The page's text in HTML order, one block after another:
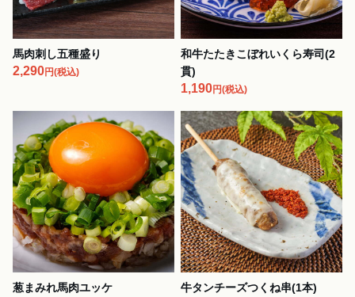
馬肉刺し五種盛り
2,290円(税込)
和牛たたきこぼれいくら寿司(2
貫)
1,190円(税込)
葱まみれ馬肉ユッケ 牛タンチーズつくね串(1本)